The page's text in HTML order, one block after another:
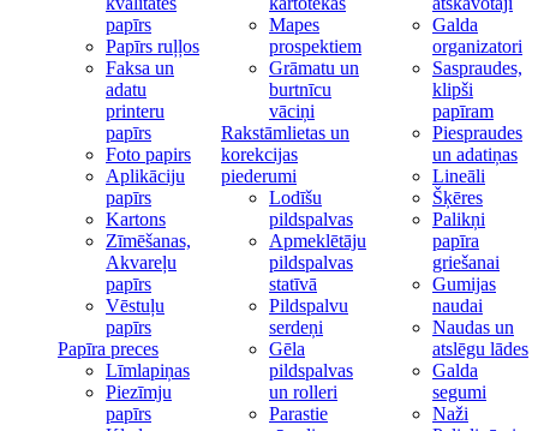
papīrs
Papīrs ruļļos
Faksa un
adatu
printeru
papīrs
Foto papirs
Aplikāciju
papīrs
Kartons
Zīmēšanas,
Akvareļu
papīrs
Vēstuļu
papīrs
Papīra preces
Līmlapiņas
Piezīmju
papīrs
Mapes
prospektiem
Grāmatu un
burtnīcu
vāciņi
Rakstāmlietas un
korekcijas
piederumi
Lodīšu
pildspalvas
Apmeklētāju
pildspalvas
statīvā
Pildspalvu
serdeņi
Gēla
pildspalvas
un rolleri
Parastie
Galda
organizatori
Saspraudes,
klipši
papīram
Piespraudes
un adatiņas
Lineāli
Šķēres
Palikņi
papīra
griešanai
Gumijas
naudai
Naudas un
atslēgu lādes
Galda
segumi
Naži